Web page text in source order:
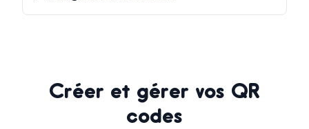
Créer et gérer vos QR
codes